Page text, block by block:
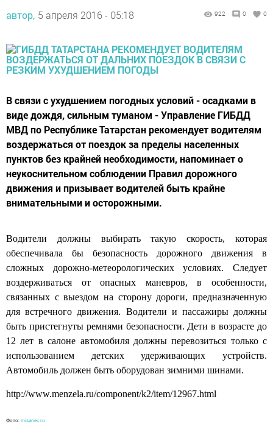
автор, 5 апреля 2016 - 05:18 922 0 0
В связи с ухудшением погодных условий - осадками в
виде дождя, сильным туманом - Управление ГИБДД
МВД по Республике Татарстан рекомендует водителям
воздержаться от поездок за пределы населенных
пунктов без крайней необходимости, напоминает о
неукоснительном соблюдении Правил дорожного
движения и призывает водителей быть крайне
внимательными и осторожными.
Водители должны выбирать такую скорость, которая
обеспечивала бы безопасность дорожного движения в
сложных дорожно-метеорологических условиях. Следует
воздерживаться от опасных маневров, в особенности,
связанных с выездом на сторону дороги, предназначенную
для встречного движения. Водители и пассажиры должны
быть пристегнуты ремнями безопасности. Дети в возрасте до
12 лет в салоне автомобиля должны перевозиться только с
использованием детских удерживающих устройств.
Автомобиль должен быть оборудован зимними шинами.
http://www.menzela.ru/component/k2/item/12967.html
Фото: misanec.ru